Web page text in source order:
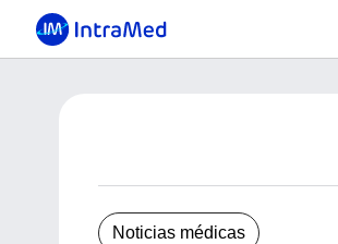
Noticias médicas